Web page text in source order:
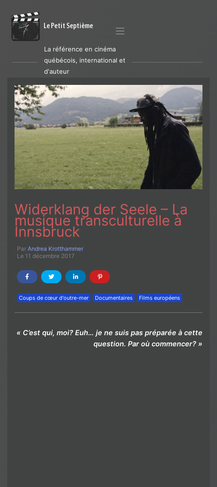
Le Petit Septième
La référence en cinéma
québécois, international et
d'auteur
Widerklang der Seele – La
musique transculturelle à
Innsbruck
Par Andrea Krotthammer
Le 11 décembre 2017
Coups de cœur d'outre-mer Documentaires Films européens
« C’est qui, moi? Euh… je ne suis pas préparée à cette
question. Par où commencer? »